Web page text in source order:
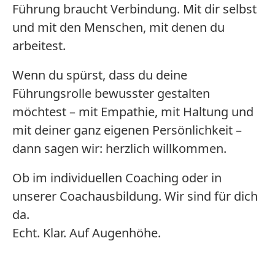
Führung braucht Verbindung. Mit dir selbst
und mit den Menschen, mit denen du
arbeitest.
Wenn du spürst, dass du deine
Führungsrolle bewusster gestalten
möchtest – mit Empathie, mit Haltung und
mit deiner ganz eigenen Persönlichkeit –
dann sagen wir: herzlich willkommen.
Ob im individuellen Coaching oder in
unserer Coachausbildung. Wir sind für dich
da.
Echt. Klar. Auf Augenhöhe.